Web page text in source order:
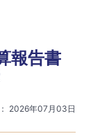
報告書
2026年07月03日